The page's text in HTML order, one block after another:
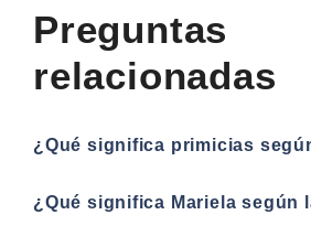
Preguntas
relacionadas
¿Qué significa primicias
¿Qué significa Mariela según